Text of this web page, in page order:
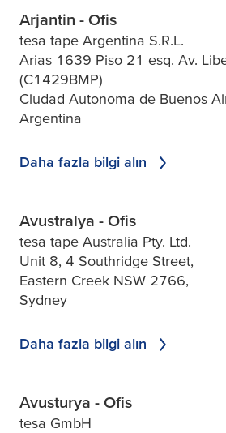
Arjantin - Ofis
tesa tape Argentina S.R.L.
Arias 1639 Piso 21 esq. Av.
(C1429BMP)
Ciudad Autonoma de Buenos
Argentina
Daha fazla bilgi alın
Avustralya - Ofis
tesa tape Australia Pty. Ltd.
Unit 8, 4 Southridge Street,
Eastern Creek NSW 2766,
Sydney
Daha fazla bilgi alın
Avusturya - Ofis
tesa GmbH